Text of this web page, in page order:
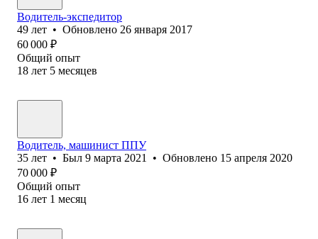
Водитель-экспедитор
49 лет • Обновлено 26 января 2017
60 000 ₽
Общий опыт
18 лет 5 месяцев
Водитель, машинист ППУ
35 лет • Был 9 марта 2021 • Обновлено 15 апреля 2020
70 000 ₽
Общий опыт
16 лет 1 месяц